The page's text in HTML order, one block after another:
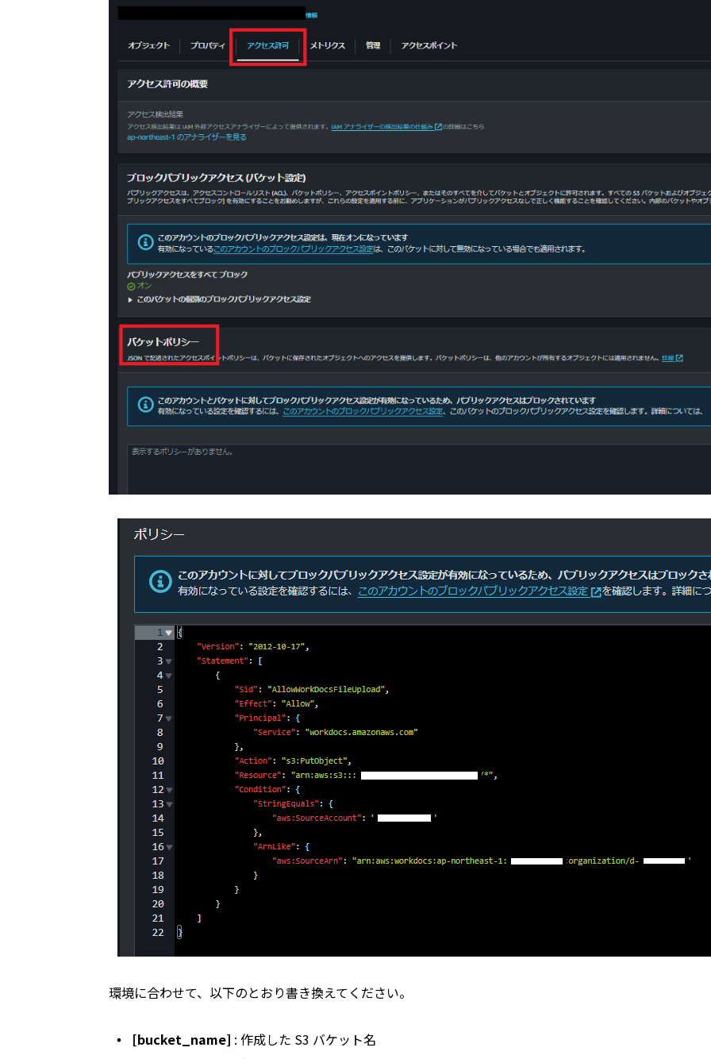
環境に合わせて、以下のとおり書き換えてください。
[bucket_name] : 作成した S3 バケット名